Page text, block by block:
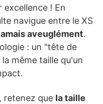
excellence ! En
navigue entre le XS
aveuglément.
: un "tête de
même taille qu'un
retenez que la taille